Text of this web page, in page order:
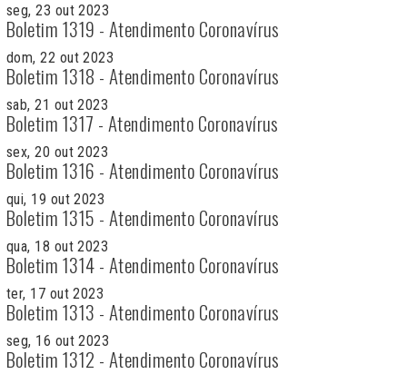
seg, 23 out 2023
Boletim 1319 - Atendimento Coronavírus
dom, 22 out 2023
Boletim 1318 - Atendimento Coronavírus
sab, 21 out 2023
Boletim 1317 - Atendimento Coronavírus
sex, 20 out 2023
Boletim 1316 - Atendimento Coronavírus
qui, 19 out 2023
Boletim 1315 - Atendimento Coronavírus
qua, 18 out 2023
Boletim 1314 - Atendimento Coronavírus
ter, 17 out 2023
Boletim 1313 - Atendimento Coronavírus
seg, 16 out 2023
Boletim 1312 - Atendimento Coronavírus